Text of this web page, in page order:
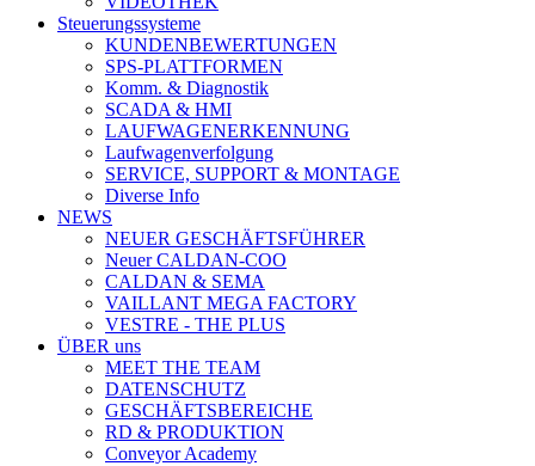
Steuerungssysteme
KUNDENBEWERTUNGEN
SPS-PLATTFORMEN
Komm. & Diagnostik
SCADA & HMI
LAUFWAGENERKENNUNG
Laufwagenverfolgung
SERVICE, SUPPORT & MONTAGE
Diverse Info
NEWS
NEUER GESCHÄFTSFÜHRER
Neuer CALDAN-COO
CALDAN & SEMA
VAILLANT MEGA FACTORY
VESTRE - THE PLUS
ÜBER uns
MEET THE TEAM
DATENSCHUTZ
GESCHÄFTSBEREICHE
RD & PRODUKTION
Conveyor Academy